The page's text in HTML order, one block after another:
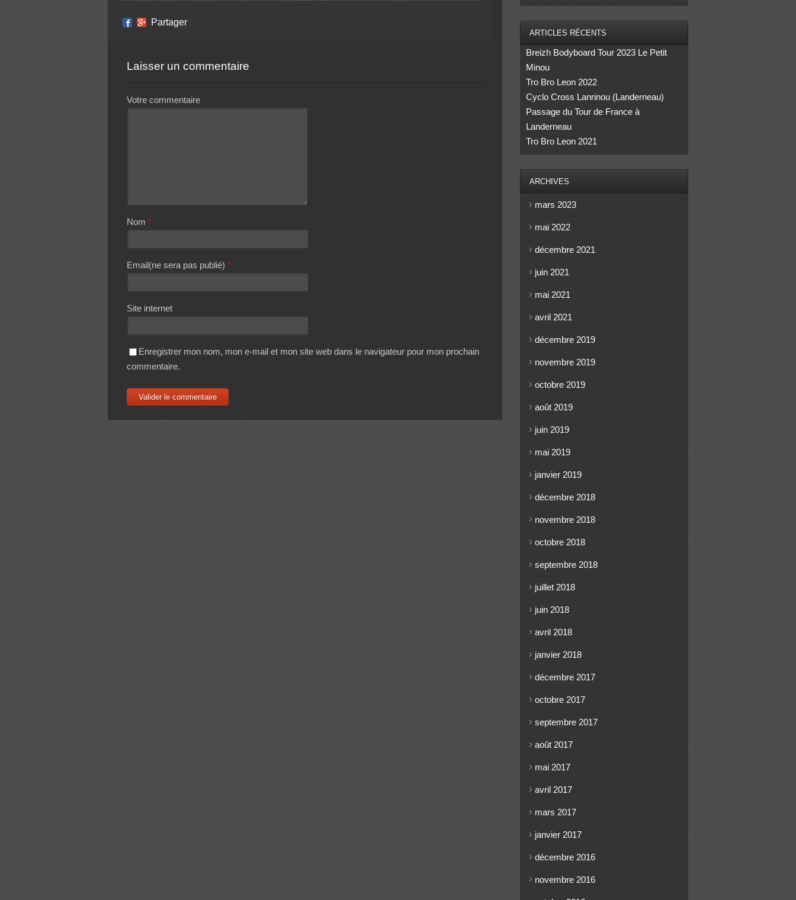
Partager
Laisser un commentaire
Votre commentaire
Nom *
Email(ne sera pas publié) *
Site internet
Enregistrer mon nom, mon e-mail et mon site web dans le navigateur pour mon prochain
commentaire.
ARTICLES RÉCENTS
Breizh Bodyboard Tour 2023 Le Petit
Minou
Tro Bro Leon 2022
Cyclo Cross Lanrinou (Landerneau)
Passage du Tour de France à
Landerneau
Tro Bro Leon 2021
ARCHIVES
mars 2023
mai 2022
décembre 2021
juin 2021
mai 2021
avril 2021
décembre 2019
novembre 2019
octobre 2019
août 2019
juin 2019
mai 2019
janvier 2019
décembre 2018
novembre 2018
octobre 2018
septembre 2018
juillet 2018
juin 2018
avril 2018
janvier 2018
décembre 2017
octobre 2017
septembre 2017
août 2017
mai 2017
avril 2017
mars 2017
janvier 2017
décembre 2016
novembre 2016